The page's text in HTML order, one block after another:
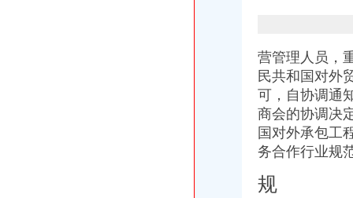
重庆市渝中区马家堡安利专卖店地址重庆市马家堡哪有卖安利产【今日
【重庆市—渝中区】马家堡发廊偶遇品美少女（申请毕业-曲罢论坛
渝中区马家堡小学好不好呀？求指教-早教幼儿园小学-重庆购物狂
【招商银行渝中区马家堡自助银行】招商银行渝中区马家堡自助银行
广州内饰清洗：燃油系统保养GUNKM2616-油箱及油管路清洗-广州
海门临江新区货运代理业务求职_海门临江新区货运代理业务找工作_
营管理人员，
民共和国对外
可，自协调通
商会的协调决
国对外承包工
务合作行业规
规